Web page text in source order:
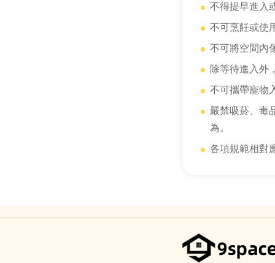
不得提早進入
不可烹飪或使
不可將空間內
除等待進入外
不可攜帶寵物
嚴禁吸菸、毒
為。
各項規範相對